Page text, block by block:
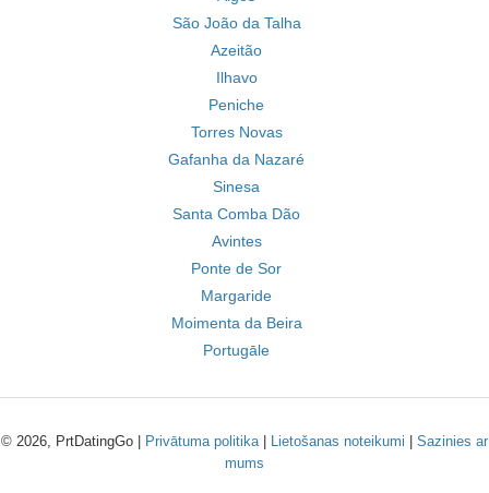
São João da Talha
Azeitão
Ilhavo
Peniche
Torres Novas
Gafanha da Nazaré
Sinesa
Santa Comba Dão
Avintes
Ponte de Sor
Margaride
Moimenta da Beira
Portugāle
© 2026, PrtDatingGo | Privātuma politika| Lietošanas noteikumi
Sazinies ar
mums